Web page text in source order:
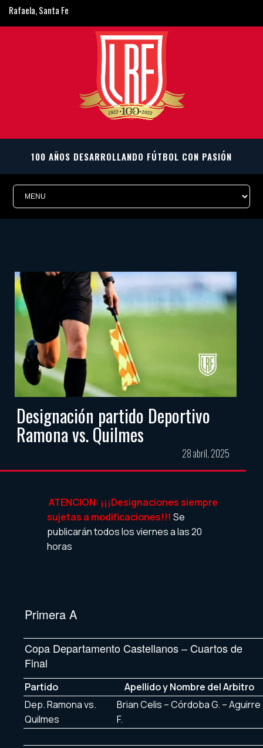
Rafaela, Santa Fe
ligarafaelina@gmail.com
Designación partido Deportivo
Ramona vs. Quilmes
28 abril, 2025
ATENCION: ¡¡¡Designaciones siempre
sujetas a modificaciones!!! Se
publicarán todos los viernes a las 20
horas
Primera A
Copa Departamento Castellanos – Cuartos de
Final
Partido
Apellido y Nombre del Arbitro
Dep. Ramona vs.
Quilmes
Brian Celis – Córdoba G. – Aguirre
F.